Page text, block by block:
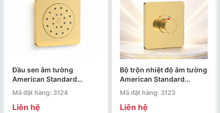
Đầu sen âm tường
American Standard
EasySet FFASS054CS
Mã đặt hàng: 3124
Liên hệ
Bộ trộn nhiệt độ âm tường
American Standard
EasySet FFAS0930CS
Mã đặt hàng: 3123
Liên hệ